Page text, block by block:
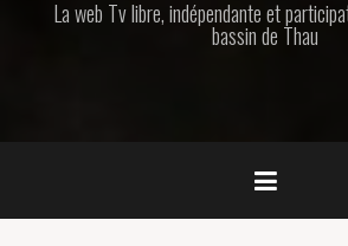
La web Tv libre, indépendante et
bassin de Thau